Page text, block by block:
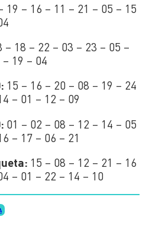
19 – 16 – 11 – 21 – 05 – 15
– 18 – 22 – 03 – 23 – 05 –
19 – 04
15 – 16 – 20 – 08 – 19 – 24
– 01 – 12 – 09
01 – 02 – 08 – 12 – 14 – 05
– 17 – 06 – 21
15 – 08 – 12 – 21 – 16
– 01 – 22 – 14 – 10